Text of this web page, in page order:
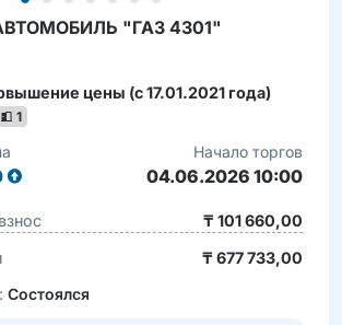
"ГАЗ 4301"
цены (с 17.01.2021 года)
1
Начало торгов
04.06.2026 10:00
₸ 101 660,00
₸ 677 733,00
Состоялся